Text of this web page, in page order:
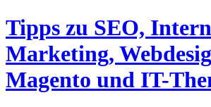
Tipps zu SEO,
Marketing,
Magento und IT-